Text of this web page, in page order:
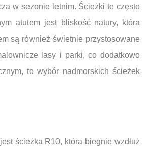
w sezonie letnim. Ścieżki te często
atutem jest bliskość natury, która
są również świetnie przystosowane
lasy i parki, co dodatkowo
to wybór nadmorskich ścieżek
ścieżka R10, która biegnie wzdłuż